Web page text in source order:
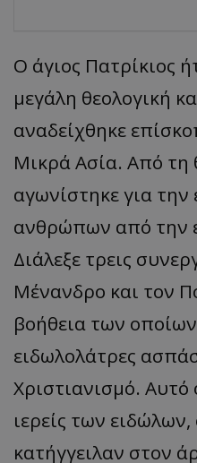
Ο άγιος Πατρίκιος
μεγάλη θεολογική
αναδείχθηκε
Μικρά Ασία. Από τη
αγωνίστηκε για
ανθρώπων από την
Διάλεξε τρεις
Μένανδρο και τον
βοήθεια των
ειδωλολάτρες
Χριστιανισμό. Αυτό
ιερείς των ειδώλων,
κατήγγειλαν στον